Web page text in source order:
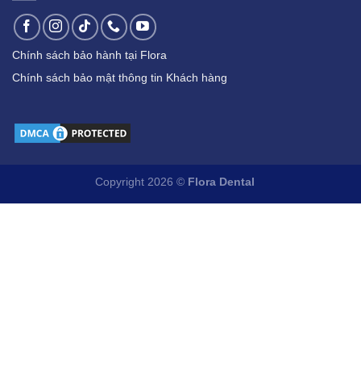
Chính sách bảo hành tại Flora
Chính sách bảo mật thông tin Khách hàng
Copyright 2026 © Flora Dental